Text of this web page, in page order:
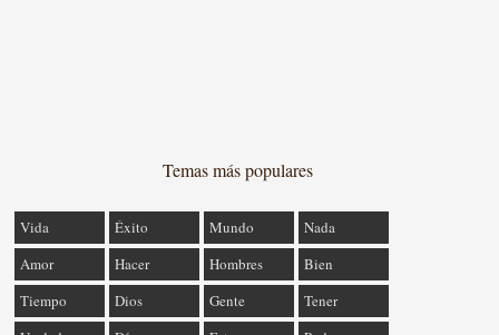
Temas más populares
Vida Éxito Mundo
Nada
Amor
Hacer Hombres
Bien
Tiempo
Dios Gente
Tener